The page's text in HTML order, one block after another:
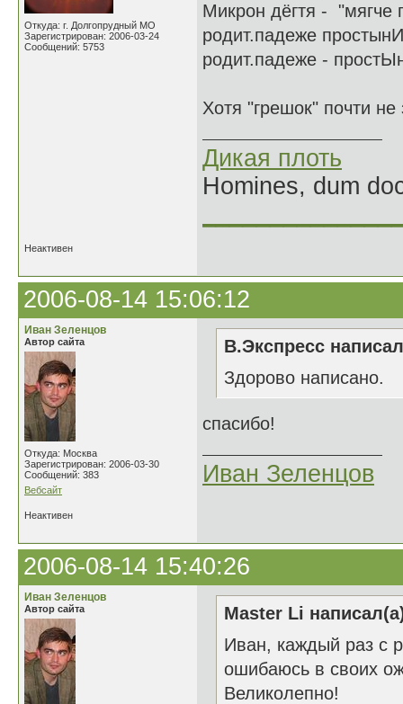
Откуда: г. Долгопрудный МО
Зарегистрирован: 2006-03-24
Сообщений: 5753
Микрон дёгтя - "мягче
родит.падеже
родит.падеже -
Хотя "грешок" почти не
Дикая плоть
Homines, dum
Неактивен
2006-08-14 15:06:12
Иван Зеленцов
Автор сайта
Откуда: Москва
Зарегистрирован: 2006-03-30
Сообщений: 383
Вебсайт
В.Экспресс
Здорово написано.
спасибо!
Иван Зеленцов
Неактивен
2006-08-14 15:40:26
Иван Зеленцов
Автор сайта
Master Li
Иван, каждый раз с
ошибаюсь в своих
Великолепно!